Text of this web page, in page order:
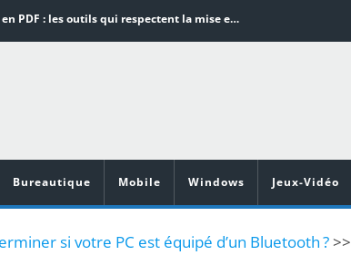
Word en PDF : les outils qui respectent la mise en page
Vidéoprojecteurs Asus : Top 6 des meilleurs modèles de la marque
Bureautique Mobile Windows Jeux-Vidéo
si votre PC est équipé d’un Bluetooth ?>>